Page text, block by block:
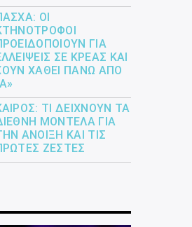
ΟΙ
ΓΙΑ
ΣΕ ΚΡΈΑΣ ΚΑΙ
ΧΑΘΕΊ ΠΆΝΩ ΑΠΌ
ΤΙ ΔΕΊΧΝΟΥΝ ΤΑ
ΜΟΝΤΈΛΑ ΓΙΑ
ΆΝΟΙΞΗ ΚΑΙ ΤΙΣ
ΖΈΣΤΕΣ